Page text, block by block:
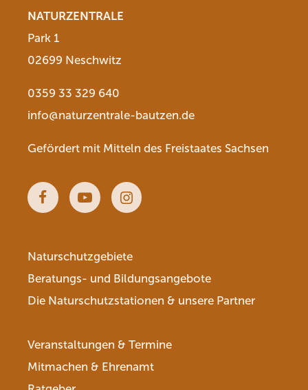
NATURZENTRALE
Park 1
02699 Neschwitz
0359 33 329 640
info@naturzentrale-bautzen.de
Gefördert mit Mitteln des Freistaates Sachsen
FacebookYoutubeInstagram
Naturschutzgebiete
Beratungs- und Bildungsangebote
Die Naturschutzstationen & unsere Partner
Veranstaltungen & Termine
Mitmachen & Ehrenamt